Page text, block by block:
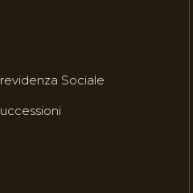
Sociale